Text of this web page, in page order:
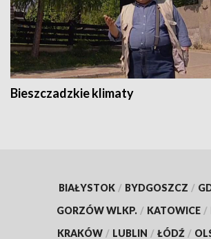
Bieszczadzkie klimaty
BIAŁYSTOK / BYDGOSZCZ /
GORZÓW WLKP. / KATOWICE /
KRAKÓW / LUBLIN / ŁÓDŹ /